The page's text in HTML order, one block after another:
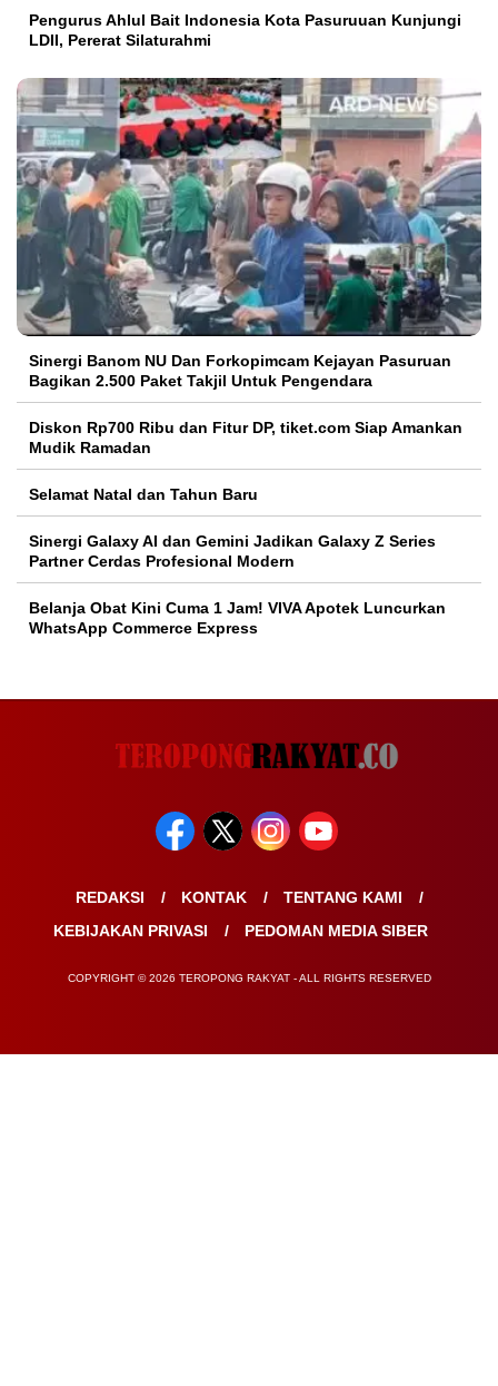
Pengurus Ahlul Bait Indonesia Kota Pasuruuan Kunjungi
LDII, Pererat Silaturahmi
Sinergi Banom NU Dan Forkopimcam Kejayan Pasuruan
Bagikan 2.500 Paket Takjil Untuk Pengendara
Diskon Rp700 Ribu dan Fitur DP, tiket.com Siap Amankan
Mudik Ramadan
Selamat Natal dan Tahun Baru
Sinergi Galaxy AI dan Gemini Jadikan Galaxy Z Series
Partner Cerdas Profesional Modern
Belanja Obat Kini Cuma 1 Jam! VIVA Apotek Luncurkan
WhatsApp Commerce Express
REDAKSI KONTAK
TENTANG KAMI
KEBIJAKAN PRIVASI
PEDOMAN MEDIA SIBER
COPYRIGHT © 2026 TEROPONG RAKYAT - ALL RIGHTS RESERVED